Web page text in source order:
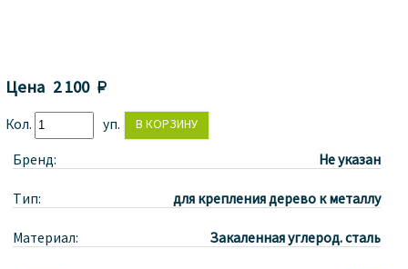
Цена 2 100 
Кол. уп.
Бренд: Не указан
Тип: для крепления дерево к металлу
Материал: Закаленная углерод. сталь